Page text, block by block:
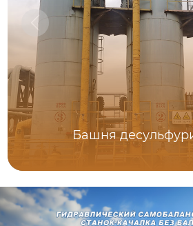
Башня